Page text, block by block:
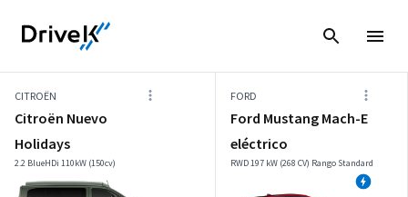
CITROËN
Citroën Nuevo
Holidays
2.2 BlueHDi 110kW (150cv)
FORD
Ford Mustang Mach-E
eléctrico
RWD 197 kW (268 CV) Rango Standard